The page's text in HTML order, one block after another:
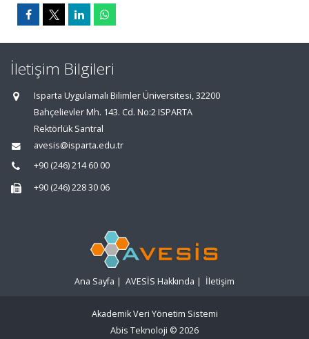
İletişim Bilgileri
Isparta Uygulamalı Bilimler Üniversitesi, 32200
Bahçelievler Mh. 143. Cd. No:2 ISPARTA
Rektörlük Santral
avesis@isparta.edu.tr
+90 (246) 214 60 00
+90 (246) 228 30 06
Ana Sayfa | AVESİS Hakkında | İletişim
Akademik Veri Yönetim Sistemi
Abis Teknoloji © 2026